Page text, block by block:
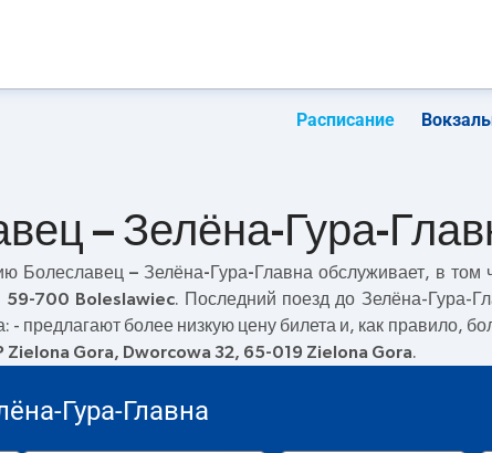
Расписание
– Зелёна-Гура-
Болеславец – Зелёна-Гура-Главна обслуживает, в том
59-700 Boleslawiec. Последний поезд до Зелёна-Гура-
- предлагают более низкую цену билета и, как правило,
Zielona Gora, Dworcowa 32, 65-019 Zielona Gora.
Гура-Главна